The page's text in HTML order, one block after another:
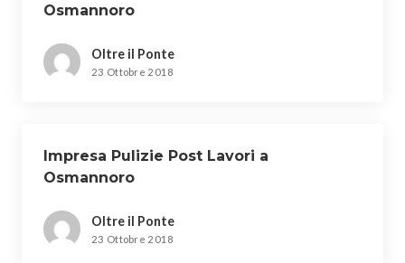
Osmannoro
Oltre il Ponte
23 Ottobre 2018
Impresa Pulizie Post Lavori a
Osmannoro
Oltre il Ponte
23 Ottobre 2018